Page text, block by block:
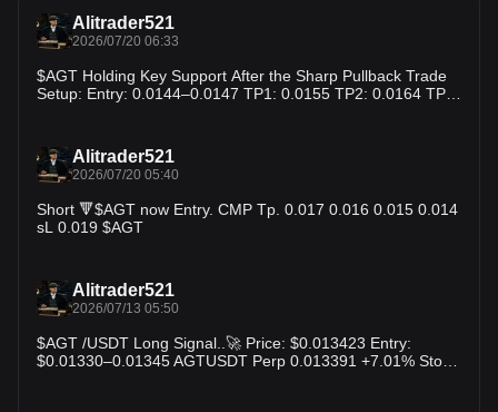
Alitrader521
2026/07/20 06:33
$AGT Holding Key Support After the Sharp Pullback Trade
Setup: Entry: 0.0144–0.0147 TP1: 0.0155 TP2: 0.0164 TP3:
Alitrader521
2026/07/20 05:40
Short 🔻$AGT now Entry. CMP Tp. 0.017 0.016 0.015 0.014
sL 0.019 $AGT
Alitrader521
2026/07/13 05:50
$AGT /USDT Long Signal..🚀 Price: $0.013423 Entry:
$0.01330–0.01345 AGTUSDT Perp 0.013391 +7.01% Stop